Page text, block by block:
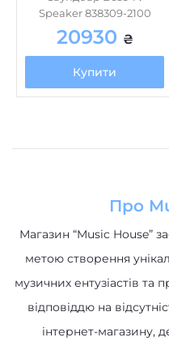
20930₴
Купити
Магазин “Music House”
метою створення
музичних ентузіастів та
відповіддю на
інтернет-магазину,
отримати доступ до